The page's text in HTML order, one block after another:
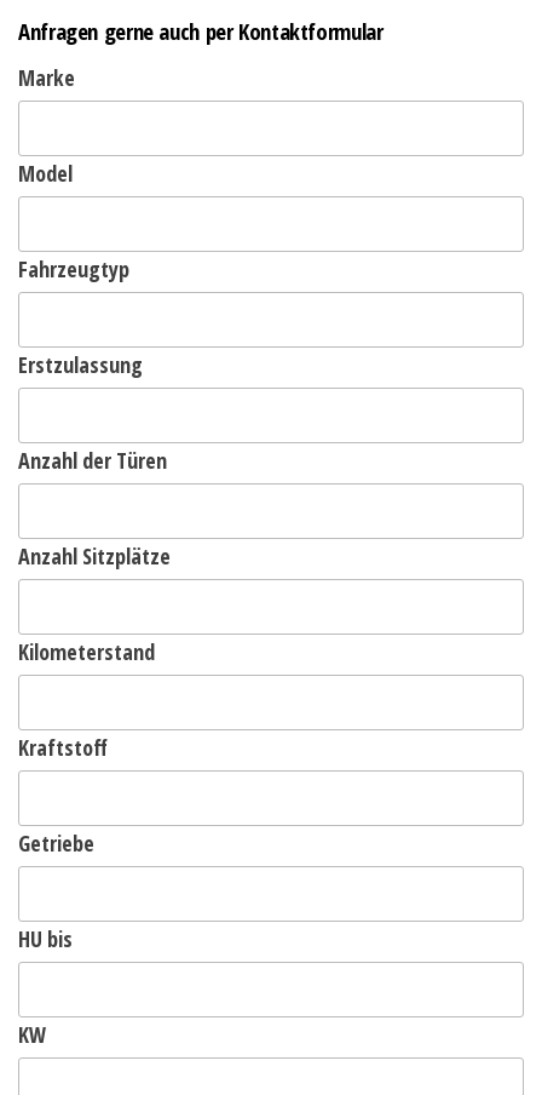
Anfragen gerne auch per Kontaktformular
Marke
Model
Fahrzeugtyp
Erstzulassung
Anzahl der Türen
Anzahl Sitzplätze
Kilometerstand
Kraftstoff
Getriebe
HU bis
KW